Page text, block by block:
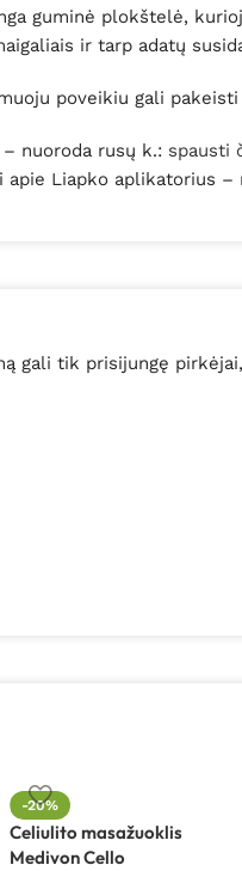
guminė plokštelė,
ir tarp adatų
poveikiu gali
nuoroda rusų k.: spausti
Liapko aplikatorius –
gali tik prisijungę
-20%
Celiulito masažuoklis
Medivon Cello